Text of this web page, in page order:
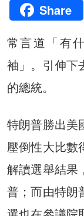
Share
常言道「有
袖」。引伸下
的總統。
特朗普勝出美
壓倒性大比數
解讀選舉結果
普；而由特朗